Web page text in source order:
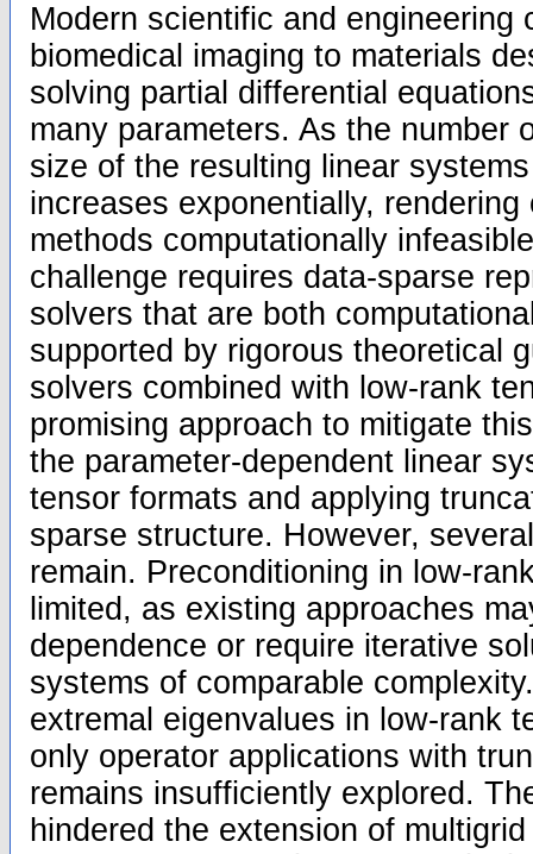
Modern scientific and engineering
biomedical imaging to materials
solving partial differential
many parameters. As the number
size of the resulting linear
increases exponentially,
methods computationally
challenge requires data-sparse
solvers that are both
supported by rigorous theoretical
solvers combined with low-rank
promising approach to mitigate
the parameter-dependent linear
tensor formats and applying
sparse structure. However,
remain. Preconditioning in low-
limited, as existing approaches
dependence or require iterative
systems of comparable
extremal eigenvalues in low-rank
only operator applications with
remains insufficiently explored.
hindered the extension of